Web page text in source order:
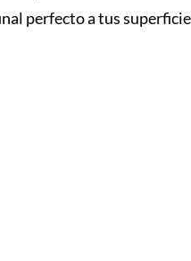
perfecto a tus